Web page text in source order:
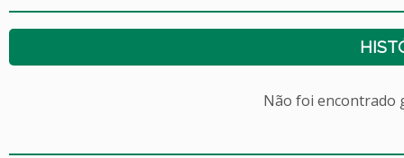
Não foi encontrado